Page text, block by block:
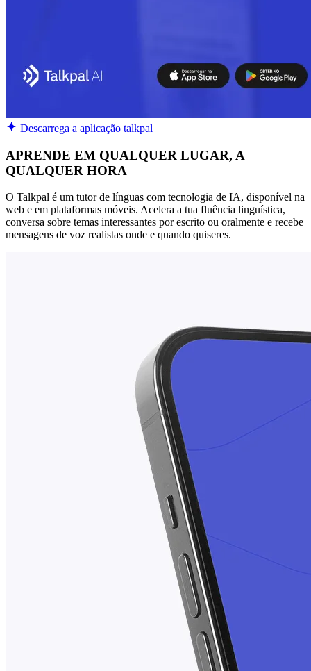
Descarrega a aplicação talkpal
APRENDE EM QUALQUER LUGAR, A
QUALQUER HORA
O Talkpal é um tutor de línguas com tecnologia de IA, disponível na
web e em plataformas móveis. Acelera a tua fluência linguística,
conversa sobre temas interessantes por escrito ou oralmente e recebe
mensagens de voz realistas onde e quando quiseres.